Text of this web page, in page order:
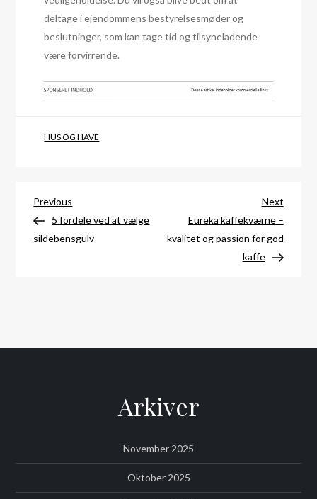
deltage i ejendommens bestyrelsesmøder og
beslutninger, som kan tage tid og tilsyneladende
være forvirrende.
HUS OG HAVE
Indlægsnavigation
Previous
Post
Previous
5 fordele ved at vælge
sildebensgulv
Next
Post
Next
Eureka kaffekværne –
kvalitet og passion for god
kaffe
Arkiver
November 2025
Oktober 2025